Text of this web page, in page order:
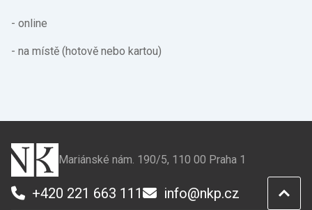
- online
- na místě (hotově nebo kartou)
Mariánské nám. 190/5, 110 00 Praha 1
+420 221 663 111 info@nkp.cz